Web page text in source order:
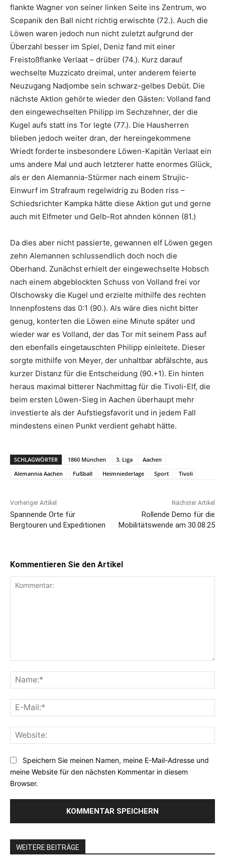
flankte Wagner von seiner linken Seite ins Zentrum, wo
Scepanik den Ball nicht richtig erwischte (72.). Auch die
Löwen waren jedoch nun nicht zuletzt aufgrund der
Überzahl besser im Spiel, Deniz fand mit einer
Freistoßflanke Verlaat – drüber (74.). Kurz darauf
wechselte Muzzicato dreimal, unter anderem feierte
Neuzugang Nadjombe sein schwarz-gelbes Debüt. Die
nächste Aktion gehörte wieder den Gästen: Volland fand
den eingewechselten Philipp im Sechzehner, der die
Kugel aufs statt ins Tor legte (77.). Die Hausherren
blieben jedoch weiter dran, der hereingekommene
Wriedt forderte insbesondere Löwen-Kapitän Verlaat ein
ums andere Mal und auch letzterer hatte enormes Glück,
als er den Alemannia-Stürmer nach einem Strujic-
Einwurf im Strafraum regelwidrig zu Boden riss –
Schiedsrichter Kampka hätte diese Aktion gut und gerne
auch mit Elfmeter und Gelb-Rot ahnden können (81.)
Da dies aber nicht passierte, gewannen elf Löwen gegen
zehn Alemannen schlussendlich doch noch die
Oberhand. Zunächst erhielt der eingewechselte Hobsch
nach einem abgeblockten Schuss von Volland frei vor
Olschowsky die Kugel und erzielte mithilfe des rechten
Innenpfostens das 0:1 (90.). Als wäre dies nicht bitter
genug, konterten die Löwen eine Minute später und
wieder war es Volland, der das Tor mit seinem Pass auf
den ebenfalls eingetauschten Philipp einleitete. Dieser
sorgte mithilfe von Meyer, der unhaltbar abfälschte, aus
kurzer Distanz für die Entscheidung (90.+1). Ein hinten
heraus maximal bitterer Nachmittag für die Tivoli-Elf, die
beim ersten Löwen-Sieg in Aachen überhaupt mehr
investierte als der Aufstiegsfavorit und in jedem Fall
mindestens einen Punkt verdient gehabt hätte.
SCHLAGWÖRTER 1860 München 3. Liga
Aachen
Alemannia Aachen
Fußball Heimniederlage Sport Tivoli
Vorheriger Artikel
Spannende Orte für
Bergtouren und Expeditionen
Nächster Artikel
Rollende Demo für die
Mobilitätswende am 30.08.25
Kommentieren Sie den Artikel
Speichern Sie meinen Namen, meine E-Mail-Adresse und
meine Website für den nächsten Kommentar in diesem
Browser.
WEITERE BEITRÄGE